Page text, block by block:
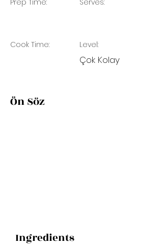
Prep Time: Serves:
Cook Time: Level:
Çok Kolay
Ön Söz
Ingredients